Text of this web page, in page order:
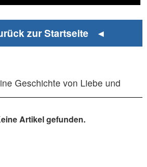
zur Startseite ◄
Geschichte von Liebe und
Artikel gefunden.